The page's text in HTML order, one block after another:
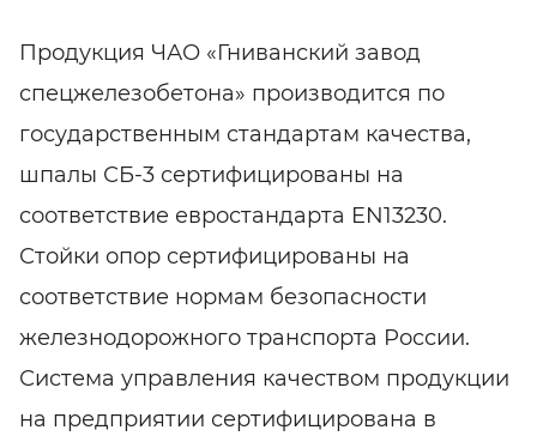
Продукция ЧАО «Гниванский завод
спецжелезобетона» производится по
государственным стандартам качества,
шпалы СБ-3 сертифицированы на
соответствие евростандарта EN13230.
Стойки опор сертифицированы на
соответствие нормам безопасности
железнодорожного транспорта России.
Система управления качеством продукции
на предприятии сертифицирована в